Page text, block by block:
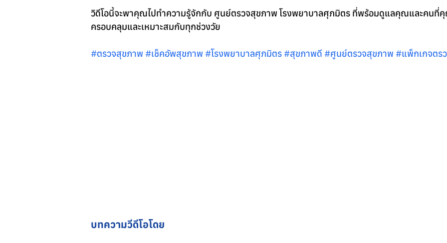
วิดีโอนี้จะพาคุณไปทำความรู้จักกับ ศูนย์ตรวจสุขภาพ โรงพยาบาลศุภมิตร ที่พร้อมดูแลคุณและคนที่
ครอบคลุมและเหมาะสมกับทุกช่วงวัย
#ตรวจสุขภาพ #เช็คอัพสุขภาพ #โรงพยาบาลศุภมิตร #สุขภาพดี #ศูนย์ตรวจสุขภาพ #แพกเกจตร
บทความวีดีโอโดย